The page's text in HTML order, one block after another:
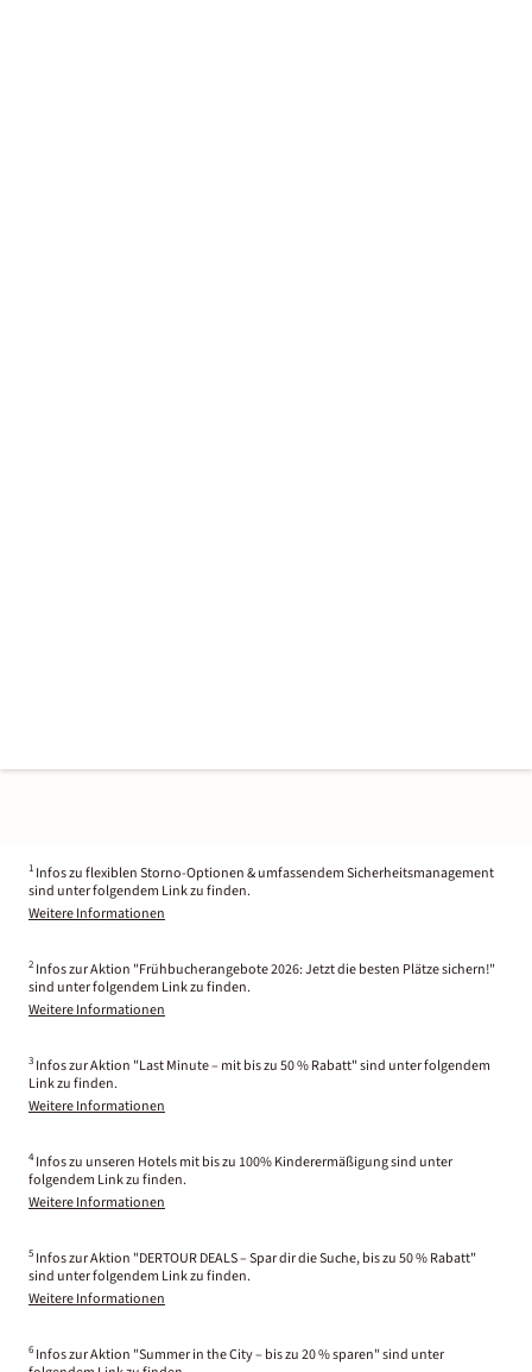
1 Infos zu flexiblen Storno-Optionen & umfassendem Sicherheitsmanagement
sind unter folgendem Link zu finden.
Weitere Informationen
2 Infos zur Aktion "Frühbucherangebote 2026: Jetzt die besten Plätze sichern!"
sind unter folgendem Link zu finden.
Weitere Informationen
3 Infos zur Aktion "Last Minute – mit bis zu 50 % Rabatt" sind unter folgendem
Link zu finden.
Weitere Informationen
4 Infos zu unseren Hotels mit bis zu 100% Kinderermäßigung sind unter
folgendem Link zu finden.
Weitere Informationen
5 Infos zur Aktion "DERTOUR DEALS – Spar dir die Suche, bis zu 50 % Rabatt"
sind unter folgendem Link zu finden.
Weitere Informationen
6 Infos zur Aktion "Summer in the City – bis zu 20 % sparen" sind unter